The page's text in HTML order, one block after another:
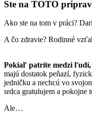
Ste na TOTO
Ako ste na tom v práci?
A čo zdravie? Rodinné
Pokiaľ patríte medzi
majú dostatok peňazí,
jedničku a nechcú vo
srdca gratulujem a pokojne
Ale…